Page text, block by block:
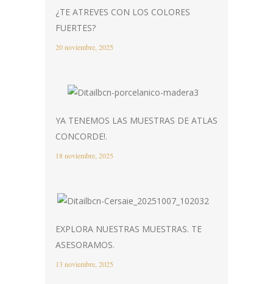
¿TE ATREVES CON LOS COLORES
FUERTES?
20 noviembre, 2025
YA TENEMOS LAS MUESTRAS DE ATLAS
CONCORDE!.
18 noviembre, 2025
EXPLORA NUESTRAS MUESTRAS. TE
ASESORAMOS.
13 noviembre, 2025